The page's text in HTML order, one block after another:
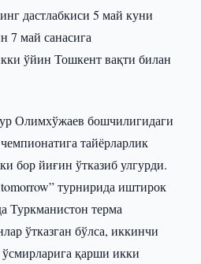
дастлабкиси 5 май куни
7 май санасига
ўйин Тошкент вақти билан
Олимхўжаев бошчилигидаги
тайёрларлик
бор йиғин ўтказиб улгурди.
турнирида иштирок
Туркманистон терма
ўтказган бўлса, иккинчи
қарши икки